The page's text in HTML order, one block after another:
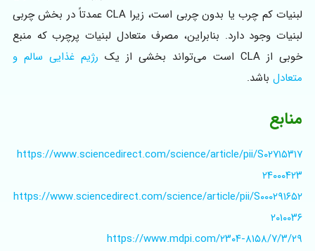
لبنیات کم چرب یا بدون چربی است، زیرا CLA عمدتاً در بخش چربی
لبنیات وجود دارد. بنابراین، مصرف متعادل لبنیات پرچرب که منبع
خوبی از CLA است می‌تواند بخشی از یک
رژیم غذایی سالم و
متعادلباشد.
منابع
https://www.sciencedirect.com/science/article/pii/S۰۲۷۱۵۳۱۷
۲۴۰۰۰۴۲۳
https://www.sciencedirect.com/science/article/pii/S۰۰۰۲۹۱۶۵۲
۲۰۱۰۰۳۶
https://www.mdpi.com/۲۳۰۴-۸۱۵۸/۷/۳/۲۹